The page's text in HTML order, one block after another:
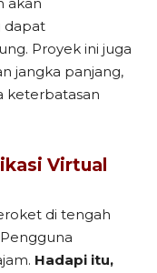
dapat
Proyek ini juga
jangka panjang,
keterbatasan
Virtual
di tengah
Pengguna
Hadapi itu,